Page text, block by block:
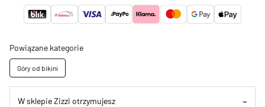
Powiązane kategorie
Góry od bikini
W sklepie Zizzi otrzymujesz